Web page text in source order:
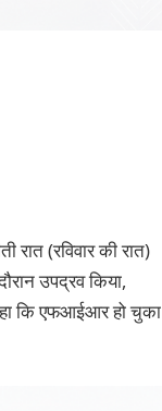
(रविवार की रात)
उपद्रव किया,
कि एफआईआर हो चुका